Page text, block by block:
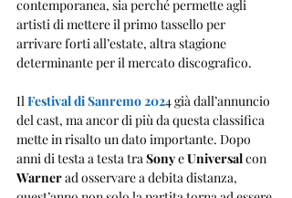
contemporanea, sia perché permette agli
artisti di mettere il primo tassello per
arrivare forti all’estate, altra stagione
determinante per il mercato discografico.
Il Festival di Sanremo 2024 già dall’annuncio
del cast, ma ancor di più da questa classifica
mette in risalto un dato importante. Dopo
anni di testa a testa tra Sony e Universal con
Warner ad osservare a debita distanza,